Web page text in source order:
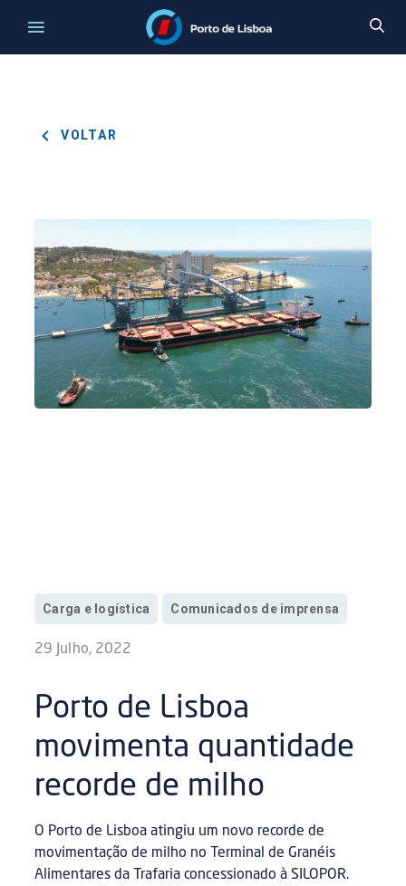
VOLTAR
Carga e logística Comunicados de imprensa
29 Julho, 2022
Porto de Lisboa
movimenta quantidade
recorde de milho
O Porto de Lisboa atingiu um novo recorde de
movimentação de milho no Terminal de Granéis
Alimentares da Trafaria concessionado à SILOPOR.